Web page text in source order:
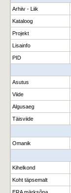
Arhiiv - Liik
Kataloog
Projekt
Lisainfo
PID
Asutus
Viide
Algusaeg
Täisviide
Omanik
Kihelkond
Koht täpsemalt